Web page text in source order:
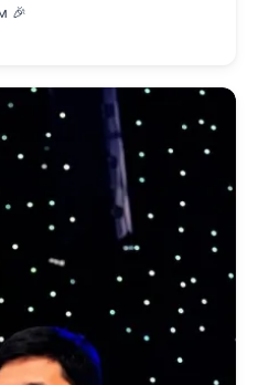
🎉